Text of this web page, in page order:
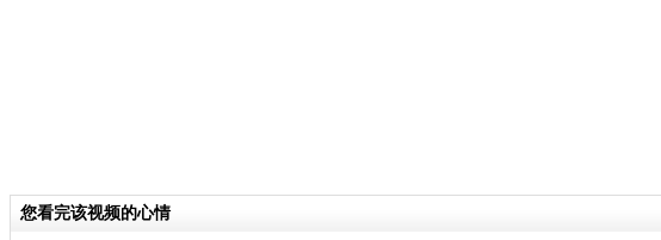
您看完该视频的心情